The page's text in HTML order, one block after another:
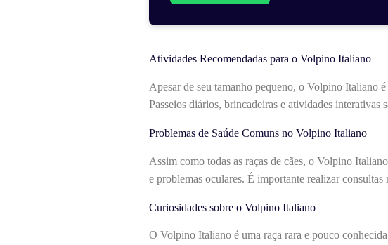
Atividades Recomendadas para o Volpino Italiano
Apesar de seu tamanho pequeno, o Volpino Italiano
Passeios diários, brincadeiras e atividades interativas
Problemas de Saúde Comuns no Volpino Italiano
Assim como todas as raças de cães, o Volpino
e problemas oculares. É importante realizar
Curiosidades sobre o Volpino Italiano
O Volpino Italiano é uma raça rara e pouco